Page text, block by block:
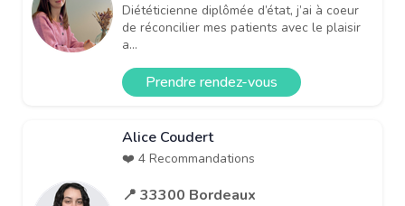
Diététicienne diplômée d’état, j’ai à coeur
de réconcilier mes patients avec le plaisir
a...
Prendre rendez-vous
Alice Coudert
❤️ 4 Recommandations
📍 33300 Bordeaux